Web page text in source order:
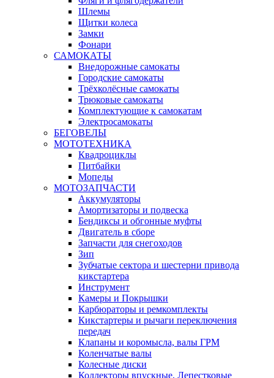
Шлемы
Щитки колеса
Замки
Фонари
САМОКАТЫ
Внедорожные самокаты
Городские самокаты
Трёхколёсные самокаты
Трюковые самокаты
Комплектующие к самокатам
Электросамокаты
БЕГОВЕЛЫ
МОТОТЕХНИКА
Квадроциклы
Питбайки
Мопеды
МОТОЗАПЧАСТИ
Аккумуляторы
Амортизаторы и подвеска
Бендиксы и обгонные муфты
Двигатель в сборе
Запчасти для снегоходов
Зип
Зубчатые сектора и шестерни привода
кикстартера
Инструмент
Камеры и Покрышки
Карбюраторы и ремкомплекты
Кикстартеры и рычаги переключения
передач
Клапаны и коромысла, валы ГРМ
Коленчатые валы
Колесные диски
Коллекторы впускные, Лепестковые